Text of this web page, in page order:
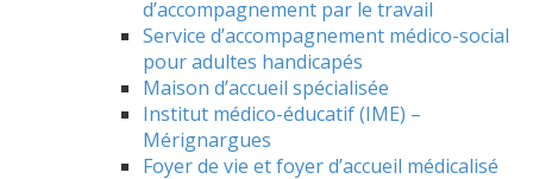
d’accompagnement par le travail
Service d’accompagnement médico-social
pour adultes handicapés
Maison d’accueil spécialisée
Institut médico-éducatif (IME) –
Mérignargues
Foyer de vie et foyer d’accueil médicalisé